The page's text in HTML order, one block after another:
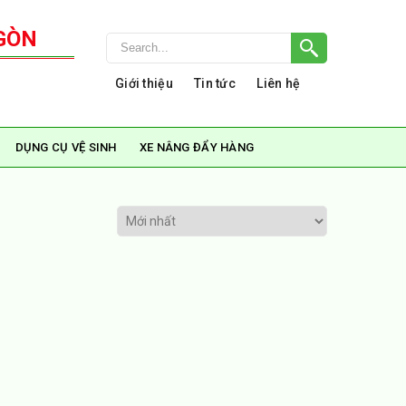
Giới thiệu Tin tức Liên hệ
DỤNG CỤ VỆ SINH XE NÂNG ĐẨY HÀNG